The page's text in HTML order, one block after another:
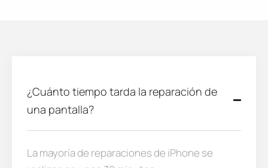
¿Cuánto tiempo tarda la reparación de
una pantalla?
La mayoría de reparaciones de iPhone se